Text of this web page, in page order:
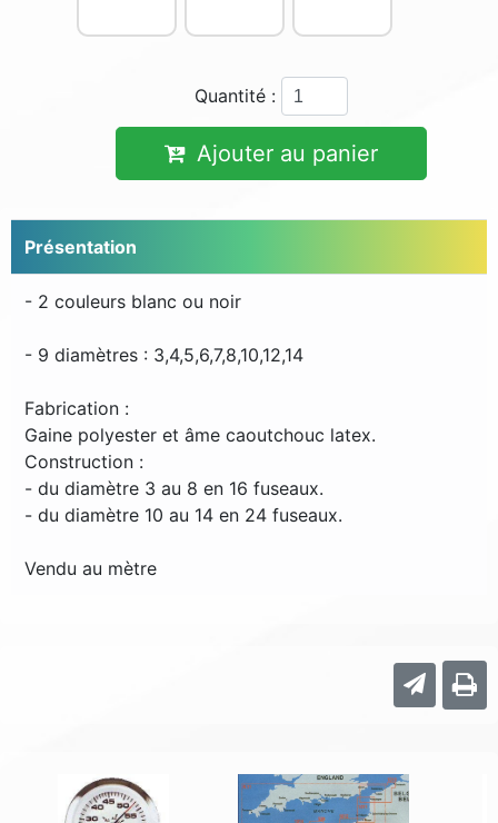
Quantité :
Ajouter au panier
Présentation
- 2 couleurs blanc ou noir
- 9 diamètres : 3,4,5,6,7,8,10,12,14
Fabrication :
Gaine polyester et âme caoutchouc latex.
Construction :
- du diamètre 3 au 8 en 16 fuseaux.
- du diamètre 10 au 14 en 24 fuseaux.
Vendu au mètre